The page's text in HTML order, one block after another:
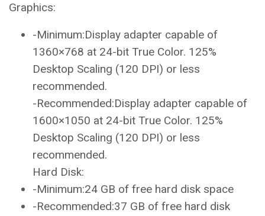
Graphics:
-Minimum:Display adapter capable of
1360×768 at 24-bit True Color. 125%
Desktop Scaling (120 DPI) or less
recommended.
-Recommended:Display adapter capable of
1600×1050 at 24-bit True Color. 125%
Desktop Scaling (120 DPI) or less
recommended.
Hard Disk:
-Minimum:24 GB of free hard disk space
-Recommended:37 GB of free hard disk